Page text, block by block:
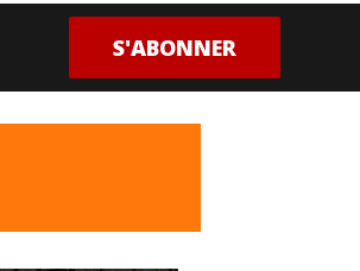
S'ABONNER